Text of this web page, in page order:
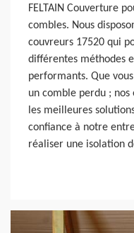
FELTAIN Couverture
combles. Nous
couvreurs 17520 qui
différentes méthodes
performants. Que
un comble perdu ;
les meilleures
confiance à notre
réaliser une isolation